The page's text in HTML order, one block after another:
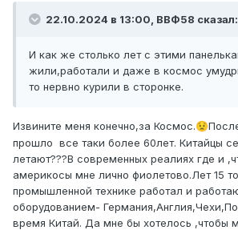
22.10.2024 в 13:00, ВВФ58 сказал:
И как же столько лет с этими
жили,работали и даже в космос
то нервно курили в сторонке.
Извините меня конечно,за Космос.😟
прошло все таки более 60лет. Китайцы
летают???В современных реалиях где и
америкосы мне лично фиолетово.Лет 15
промышленной технике работал и
оборудованием-
время Китай. Да мне бы хотелось ,чтобы